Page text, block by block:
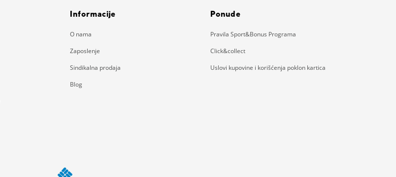
Informacije
O nama
Zaposlenje
Sindikalna prodaja
Blog
Ponude
Pravila Sport&Bonus Programa
Click&collect
Uslovi kupovine i korišćenja poklon kartica